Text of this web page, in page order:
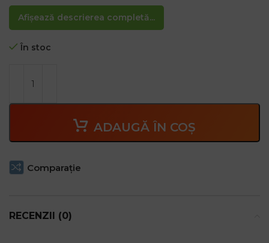
Afișează descrierea completă...
În stoc
ADAUGĂ ÎN COȘ
Comparaţie
RECENZII (0)